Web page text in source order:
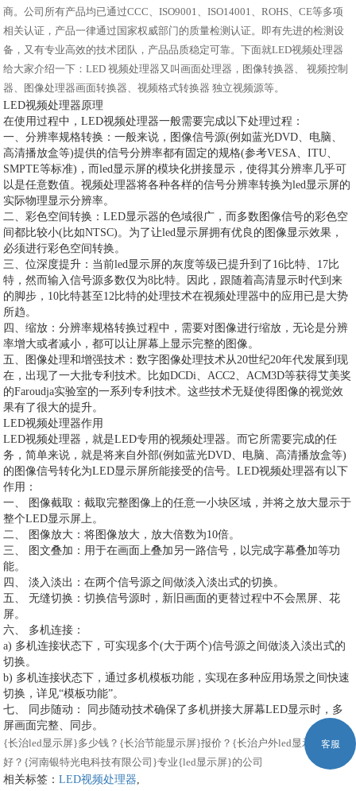
商。公司所有产品均已通过CCC、ISO9001、ISO14001、ROHS、CE等多项
相关认证，产品一律通过国家权威部门的质量检测认证。即有先进的检测设
备，又有专业高效的技术团队，产品品质稳定可靠。下面就LED视频处理器
给大家介绍一下：LED 视频处理器又叫画面处理器，图像转换器、 视频控制
器、图像处理器画面转换器、视频格式转换器 独立视频源等。
LED视频处理器原理
在使用过程中，LED视频处理器一般需要完成以下处理过程：
一、分辨率规格转换：一般来说，图像信号源(例如蓝光DVD、电脑、
高清播放盒等)提供的信号分辨率都有固定的规格(参考VESA、ITU、
SMPTE等标准)，而led显示屏的模块化拼接显示，使得其分辨率几乎可
以是任意数值。视频处理器将各种各样的信号分辨率转换为led显示屏的
实际物理显示分辨率。
二、彩色空间转换：LED显示器的色域很广，而多数图像信号的彩色空
间都比较小(比如NTSC)。为了让led显示屏拥有优良的图像显示效果，
必须进行彩色空间转换。
三、位深度提升：当前led显示屏的灰度等级已提升到了16比特、17比
特，然而输入信号源多数仅为8比特。因此，跟随着高清显示时代到来
的脚步，10比特甚至12比特的处理技术在视频处理器中的应用已是大势
所趋。
四、缩放：分辨率规格转换过程中，需要对图像进行缩放，无论是分辨
率增大或者减小，都可以让屏幕上显示完整的图像。
五、图像处理和增强技术：数字图像处理技术从20世纪20年代发展到现
在，出现了一大批专利技术。比如DCDi、ACC2、ACM3D等获得艾美奖
的Faroudja实验室的一系列专利技术。这些技术无疑使得图像的视觉效
果有了很大的提升。
LED视频处理器作用
LED视频处理器，就是LED专用的视频处理器。而它所需要完成的任
务，简单来说，就是将来自外部(例如蓝光DVD、电脑、高清播放盒等)
的图像信号转化为LED显示屏所能接受的信号。LED视频处理器有以下
作用：
一、 图像截取：截取完整图像上的任意一小块区域，并将之放大显示于
整个LED显示屏上。
二、 图像放大：将图像放大，放大倍数为10倍。
三、 图文叠加：用于在画面上叠加另一路信号，以完成字幕叠加等功
能。
四、 淡入淡出：在两个信号源之间做淡入淡出式的切换。
五、 无缝切换：切换信号源时，新旧画面的更替过程中不会黑屏、花
屏。
六、 多机连接：
a) 多机连接状态下，可实现多个(大于两个)信号源之间做淡入淡出式的
切换。
b) 多机连接状态下，通过多机模板功能，实现在多种应用场景之间快速
切换，详见“模板功能”。
七、 同步随动： 同步随动技术确保了多机拼接大屏幕LED显示时，多
屏画面完整、同步。
{长治led显示屏}多少钱？{长治节能显示屏}报价？{长治户外led显示屏}好不
好？{河南银特光电科技有限公司}专业{led显示屏}的公司
相关标签：LED视频处理器,
客服